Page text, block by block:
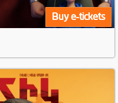
Buy e-tickets